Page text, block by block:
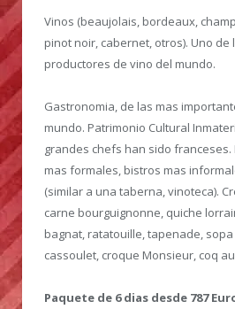
Vinos (beaujolais, bordeaux,
pinot noir, cabernet, otros). Uno de
productores de vino del mundo.
Gastronomia, de las mas
mundo. Patrimonio Cultural
grandes chefs han sido
mas formales, bistros mas
(similar a una taberna, vinoteca).
carne bourguignonne, quiche
bagnat, ratatouille, tapenade,
cassoulet, croque Monsieur, coq
Paquete de 6 dias desde 787